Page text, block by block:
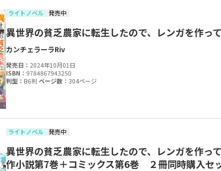
ライトノベル 発売中
異世界の貧乏農家に転生したので、レンガを作っ
カンチェラーラRiv
発売日： 2024年10月01日
ISBN： 9784867943250
判型： B6判 ページ数： 304ページ
ライトノベル 発売中
異世界の貧乏農家に転生したので、レンガを作
作小説第7巻＋コミックス第6巻 ２冊同時購入セ